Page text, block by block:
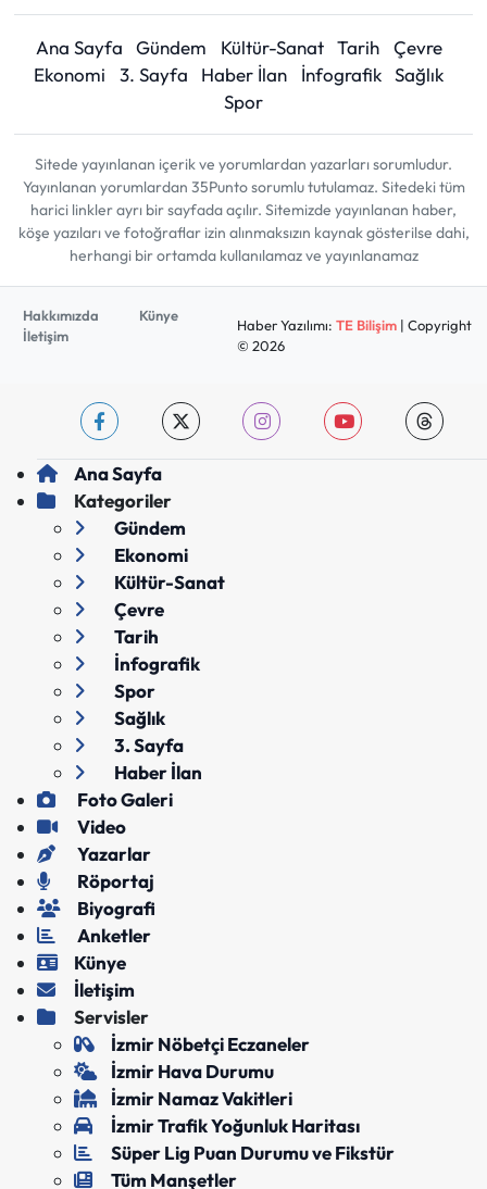
Ana Sayfa Gündem Kültür-Sanat Tarih
Çevre
Ekonomi
3. Sayfa Haber İlan İnfografik Sağlık
Spor
Sitede yayınlanan içerik ve yorumlardan yazarları sorumludur.
Yayınlanan yorumlardan 35Punto sorumlu tutulamaz. Sitedeki tüm
harici linkler ayrı bir sayfada açılır. Sitemizde yayınlanan haber,
köşe yazıları ve fotoğraflar izin alınmaksızın kaynak gösterilse dahi,
herhangi bir ortamda kullanılamaz ve yayınlanamaz
Hakkımızda
Künye
İletişim
Haber Yazılımı: TE Bilişim| Copyright
© 2026
Ana Sayfa
Kategoriler
Gündem
Ekonomi
Kültür-Sanat
Çevre
Tarih
İnfografik
Spor
Sağlık
3. Sayfa
Haber İlan
Foto Galeri
Video
Yazarlar
Röportaj
Biyografi
Anketler
Künye
İletişim
Servisler
İzmir Nöbetçi Eczaneler
İzmir Hava Durumu
İzmir Namaz Vakitleri
İzmir Trafik Yoğunluk Haritası
Süper Lig Puan Durumu ve Fikstür
Tüm Manşetler